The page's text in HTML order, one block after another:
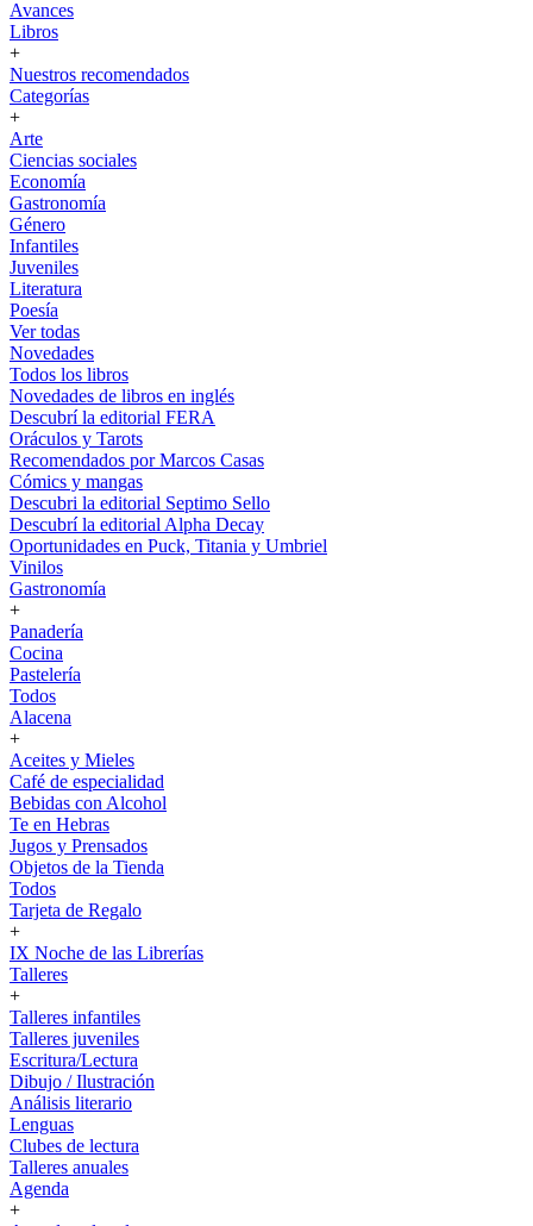
Avances
Libros
+
Nuestros recomendados
Categorías
+
Arte
Ciencias sociales
Economía
Gastronomía
Género
Infantiles
Juveniles
Literatura
Poesía
Ver todas
Novedades
Todos los libros
Novedades de libros en inglés
Descubrí la editorial FERA
Oráculos y Tarots
Recomendados por Marcos Casas
Cómics y mangas
Descubri la editorial Septimo Sello
Descubrí la editorial Alpha Decay
Oportunidades en Puck, Titania y Umbriel
Vinilos
Gastronomía
+
Panadería
Cocina
Pastelería
Todos
Alacena
+
Aceites y Mieles
Café de especialidad
Bebidas con Alcohol
Te en Hebras
Jugos y Prensados
Objetos de la Tienda
Todos
Tarjeta de Regalo
+
IX Noche de las Librerías
Talleres
+
Talleres infantiles
Talleres juveniles
Escritura/Lectura
Dibujo / Ilustración
Análisis literario
Lenguas
Clubes de lectura
Talleres anuales
Agenda
+